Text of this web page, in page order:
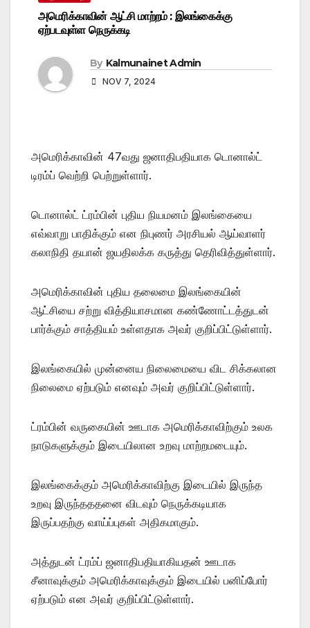
அமெரிக்காவின் ஆட்சி மாற்றம் : இலங்கைக்கு
ஏற்படவுள்ள நெருக்கடி
By Kalmunainet Admin
NOV 7, 2024
அமெரிக்காவின் 47வது ஜனாதிபதியாக டொனால்ட்
டிரம்ப் வெற்றி பெற்றுள்ளார்.
டொனால்ட் ட்ரம்பின் புதிய நியமனம் இலங்கையை
எவ்வாறு பாதிக்கும் என நிபுணர் அரசியல் ஆய்வாளர்
கலாநிதி தயான் ஜயதிலக்க கருத்து தெரிவித்துள்ளார்.
அமெரிக்காவின் புதிய தலைமை இலங்கையின்
ஆட்சியை சற்று வித்தியாசமான கண்ணோட்டத்துடன்
பார்க்கும் சாத்தியம் உள்ளதாக அவர் குறிப்பிட்டுள்ளார்.
இலங்கையில் முன்னைய நிலைமையை விட சிக்கலான
நிலைமை ஏற்படும் எனவும் அவர் குறிப்பிட்டுள்ளார்.
ட்ரம்பின் வருகையின் ஊடாக அமெரிக்காவிற்கும் உலக
நாடுகளுக்கும் இடையிலான உறவு மாற்றமடையும்.
இலங்கைக்கும் அமெரிக்காவிற்கு இடையில் இருந்த
உறவு இருந்தததனை விடவும் நெருக்கடியாக
இருப்பதற்கு வாய்ப்புகள் அதிகமாகும்.
அத்துடன் ட்ரம்ப் ஜனாதிபதியாகியதன் ஊடாக
சீனாவுக்கும் அமெரிக்காவுக்கும் இடையில் பனிப்போர்
ஏற்படும் என அவர் குறிப்பிட்டுள்ளார்.